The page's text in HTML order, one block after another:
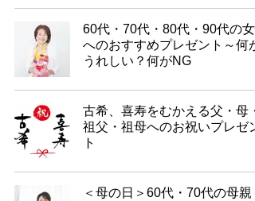
60代・70代・80代・90代の女
へのおすすめプレゼント～何が
うれしい？何がNG
古希、喜寿をむかえる父・母・
祖父・祖母へのお祝いプレゼン
ト
＜母の日＞60代・70代の母親